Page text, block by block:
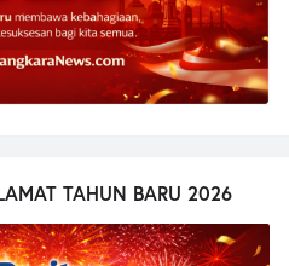
TAHUN BARU 2026